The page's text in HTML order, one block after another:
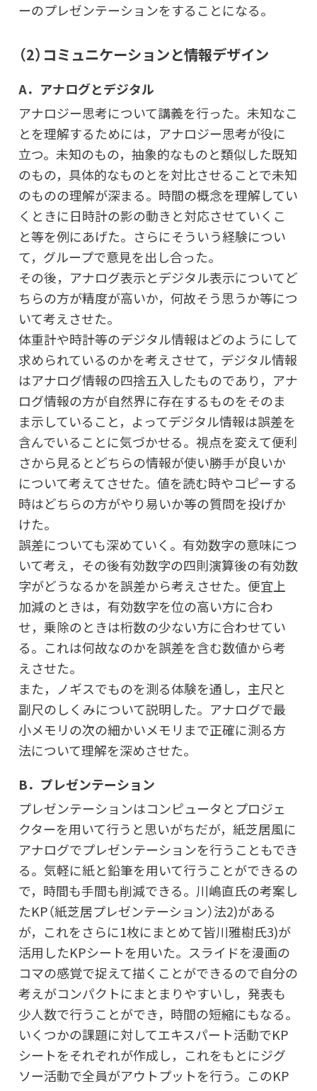
ーのプレゼンテーションをすることになる。
（2）コミュニケーションと情報デザイン
A．アナログとデジタル
アナロジー思考について講義を行った。未知なこ
とを理解するためには，アナロジー思考が役に
立つ。未知のもの，抽象的なものと類似した既知
のもの，具体的なものとを対比させることで未知
のものの理解が深まる。時間の概念を理解してい
くときに日時計の影の動きと対応させていくこ
と等を例にあげた。さらにそういう経験につい
て，グループで意見を出し合った。
その後，アナログ表示とデジタル表示についてど
ちらの方が精度が高いか，何故そう思うか等につ
いて考えさせた。
体重計や時計等のデジタル情報はどのようにして
求められているのかを考えさせて，デジタル情報
はアナログ情報の四捨五入したものであり，アナ
ログ情報の方が自然界に存在するものをそのま
ま示していること，よってデジタル情報は誤差を
含んでいることに気づかせる。視点を変えて便利
さから見るとどちらの情報が使い勝手が良いか
について考えてさせた。値を読む時やコピーする
時はどちらの方がやり易いか等の質問を投げか
けた。
誤差についても深めていく。有効数字の意味につ
いて考え，その後有効数字の四則演算後の有効数
字がどうなるかを誤差から考えさせた。便宜上
加減のときは，有効数字を位の高い方に合わ
せ，乗除のときは桁数の少ない方に合わせてい
る。これは何故なのかを誤差を含む数値から考
えさせた。
また，ノギスでものを測る体験を通し，主尺と
副尺のしくみについて説明した。アナログで最
小メモリの次の細かいメモリまで正確に測る方
法について理解を深めさせた。
B．プレゼンテーション
プレゼンテーションはコンピュータとプロジェ
クターを用いて行うと思いがちだが，紙芝居風に
アナログでプレゼンテーションを行うこともでき
る。気軽に紙と鉛筆を用いて行うことができるの
で，時間も手間も削減できる。川嶋直氏の考案し
たKP（紙芝居プレゼンテーション）法2)がある
が，これをさらに1枚にまとめて皆川雅樹氏3)が
活用したKPシートを用いた。スライドを漫画の
コマの感覚で捉えて描くことができるので自分の
考えがコンパクトにまとまりやすいし，発表も
少人数で行うことができ，時間の短縮にもなる。
いくつかの課題に対してエキスパート活動でKP
シートをそれぞれが作成し，これをもとにジグ
ソー活動で全員がアウトプットを行う。このKP